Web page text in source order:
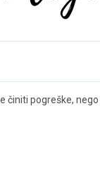
činiti pogreške,